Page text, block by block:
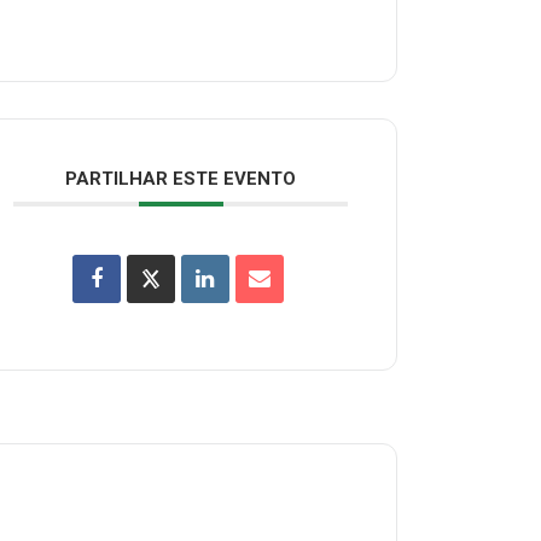
PARTILHAR ESTE EVENTO